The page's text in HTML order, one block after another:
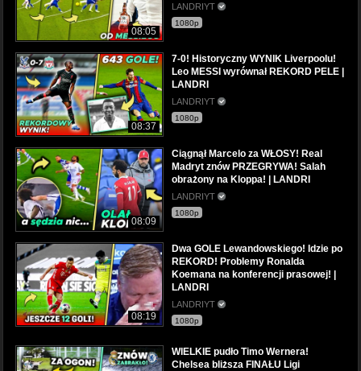
08:05
LANDRIYT
1080p
08:37
7-0! Historyczny WYNIK Liverpoolu!
Leo MESSI wyrównał REKORD PELE |
LANDRI
LANDRIYT
1080p
08:09
Ciągnął Marcelo za WŁOSY! Real
Madryt znów PRZEGRYWA! Salah
obrażony na Kloppa! | LANDRI
LANDRIYT
1080p
08:19
Dwa GOLE Lewandowskiego! Idzie po
REKORD! Problemy Ronalda
Koemana na konferencji prasowej! |
LANDRI
LANDRIYT
1080p
WIELKIE pudło Timo Wernera!
Chelsea bliższa FINAŁU Ligi